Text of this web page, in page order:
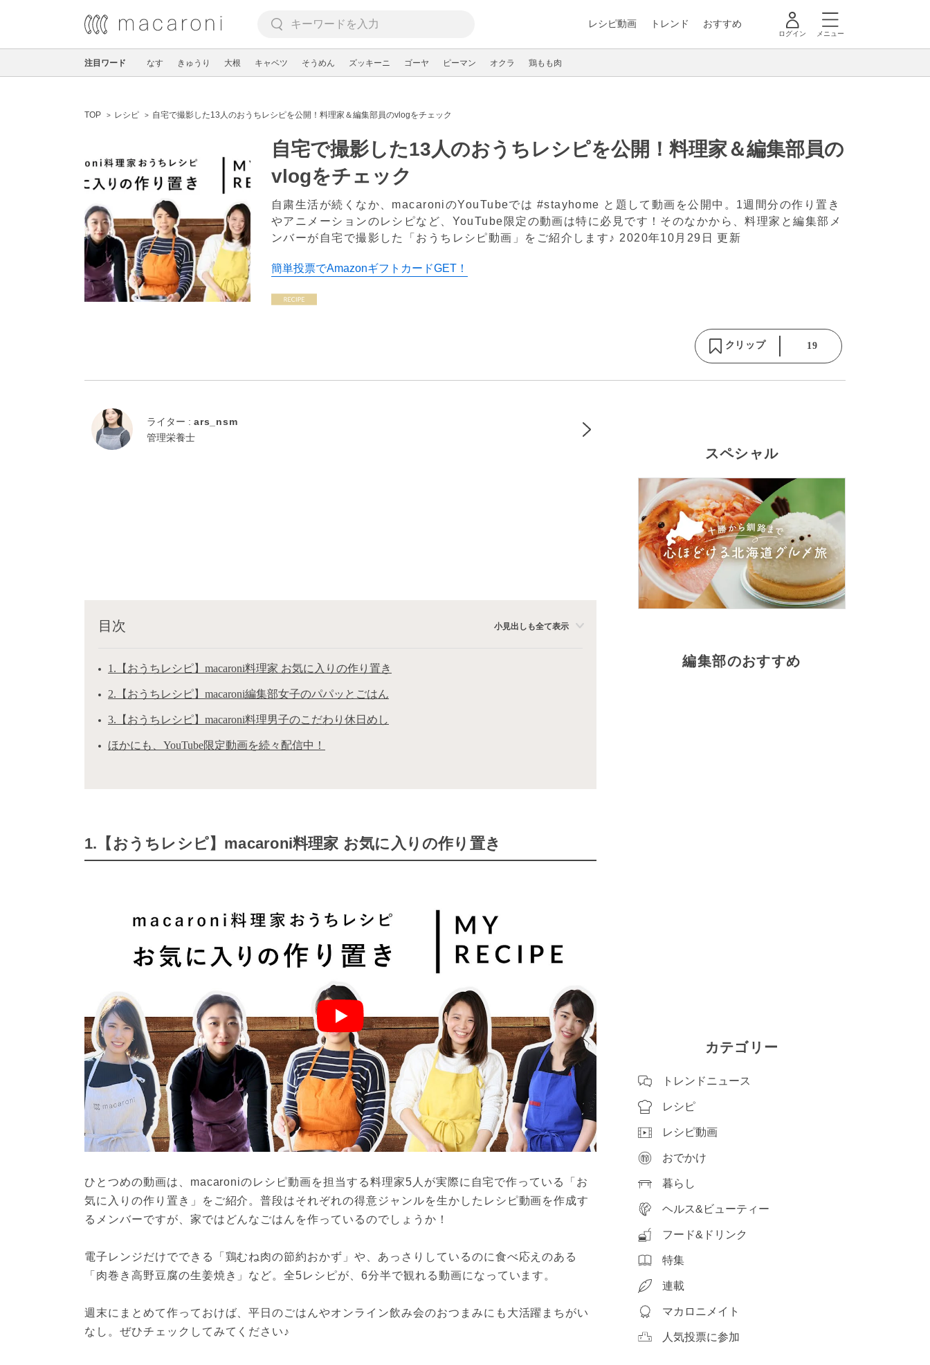
レシピ動画 トレンド おすすめ
ログイン メニュー
注目ワード なす きゅうり 大根 キャベツ そうめん ズッキーニ ゴーヤ ピーマン オクラ 鶏もも肉
TOP レシピ 自宅で撮影した13人のおうちレシピを公開！料理家＆編集部員のvlogをチェック
自宅で撮影した13人のおうちレシピを公開！料理家＆編集部員の
vlogをチェック
自粛生活が続くなか、macaroniのYouTubeでは #stayhome と題して動画を公開中。1週間分の作り置き
やアニメーションのレシピなど、YouTube限定の動画は特に必見です！そのなかから、料理家と編集部メ
ンバーが自宅で撮影した「おうちレシピ動画」をご紹介します♪ 2020年10月29日 更新
簡単投票でAmazonギフトカードGET！
クリップ 19
ライター : ars_nsm
管理栄養士
目次 小見出しも全て表示
1.【おうちレシピ】macaroni料理家 お気に入りの作り置き
2.【おうちレシピ】macaroni編集部女子のパパッとごはん
3.【おうちレシピ】macaroni料理男子のこだわり休日めし
ほかにも、YouTube限定動画を続々配信中！
1.【おうちレシピ】macaroni料理家 お気に入りの作り置き
ひとつめの動画は、macaroniのレシピ動画を担当する料理家5人が実際に自宅で作っている「お
気に入りの作り置き」をご紹介。普段はそれぞれの得意ジャンルを生かしたレシピ動画を作成す
るメンバーですが、家ではどんなごはんを作っているのでしょうか！
電子レンジだけでできる「鶏むね肉の節約おかず」や、あっさりしているのに食べ応えのある
「肉巻き高野豆腐の生姜焼き」など。全5レシピが、6分半で観れる動画になっています。
週末にまとめて作っておけば、平日のごはんやオンライン飲み会のおつまみにも大活躍まちがい
なし。ぜひチェックしてみてください♪
スペシャル
編集部のおすすめ
カテゴリー
トレンドニュース
レシピ
レシピ動画
おでかけ
暮らし
ヘルス&ビューティー
フード&ドリンク
特集
連載
マカロニメイト
人気投票に参加